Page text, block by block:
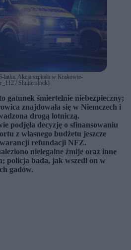
latka. Akcja szpitala w Krakowie-
/ Shutterstock)
gatunek śmiertelnie niebezpieczny;
znajdowała się w Niemczech i
drogą lotniczą.
podjęła decyzję o sfinansowaniu
z własnego budżetu jeszcze
refundacji NFZ.
nielegalne żmije oraz inne
policja bada, jak wszedł on w
gadów.